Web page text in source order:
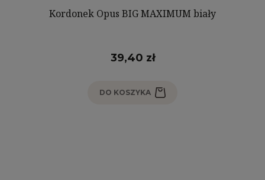
Kordonek Opus BIG MAXIMUM biały
39,40 zł
DO KOSZYKA